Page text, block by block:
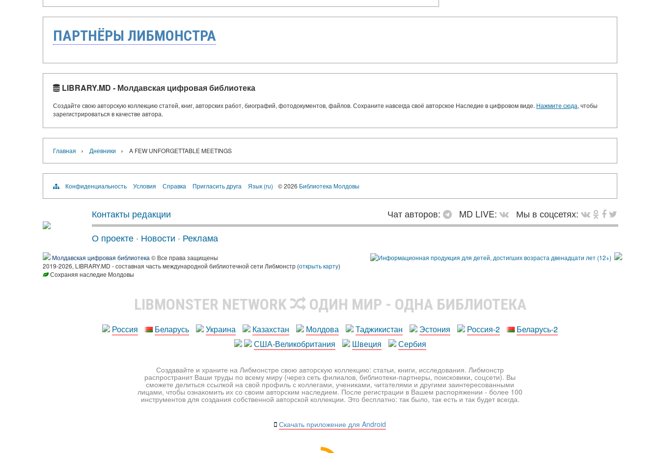
ПАРТНЁРЫ ЛИБМОНСТРА
LIBRARY.MD - Молдавская цифровая библиотека
Создайте свою авторскую коллекцию статей, книг, авторских работ, биографий, фотодокументов, файлов. Сохраните навсегда своё авторское Наследие в цифровом виде. Нажмите сюда, чтобы
зарегистрироваться в качестве автора.
Главная › Дневники › A FEW UNFORGETTABLE MEETINGS
Конфиденциальность Условия Справка Пригласить друга Язык (ru) © 2026 Библиотека Молдовы
Контакты редакции Чат авторов: MD LIVE:
Мы в соцсетях:
О проекте · Новости · Реклама
Молдавская цифровая библиотека © Все права защищены
2019-2026, LIBRARY.MD - составная часть международной библиотечной сети Либмонстр (открыть карту)
Сохраняя наследие Молдовы
LIBMONSTER NETWORK ОДИН МИР - ОДНА БИБЛИОТЕКА
Россия Беларусь Украина Казахстан Молдова Таджикистан Эстония Россия-2
Беларусь-2
США-Великобритания
Швеция Сербия
Создавайте и храните на Либмонстре свою авторскую коллекцию: статьи, книги, исследования. Либмонстр
распространит Ваши труды по всему миру (через сеть филиалов, библиотеки-партнеры, поисковики, соцсети). Вы
сможете делиться ссылкой на свой профиль с коллегами, учениками, читателями и другими заинтересованными
лицами, чтобы ознакомить их со своим авторским наследием. После регистрации в Вашем распоряжении - более 100
инструментов для создания собственной авторской коллекции. Это бесплатно: так было, так есть и так будет всегда.
Скачать приложение для Android